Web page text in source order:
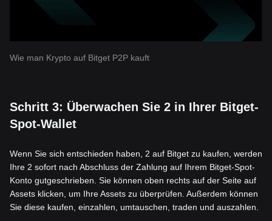
Wie man Krypto auf Bitget P2P kauft
Schritt 3: Überwachen Sie 2 in Ihrer Bitget-
Spot-Wallet
Wenn Sie sich entschieden haben, 2 auf Bitget zu kaufen, werden
Ihre 2 sofort nach Abschluss der Zahlung auf Ihrem Bitget-Spot-
Konto gutgeschrieben. Sie können oben rechts auf der Seite auf
Assets klicken, um Ihre Assets zu überprüfen. Außerdem können
Sie diese kaufen, einzahlen, umtauschen, traden und auszahlen.